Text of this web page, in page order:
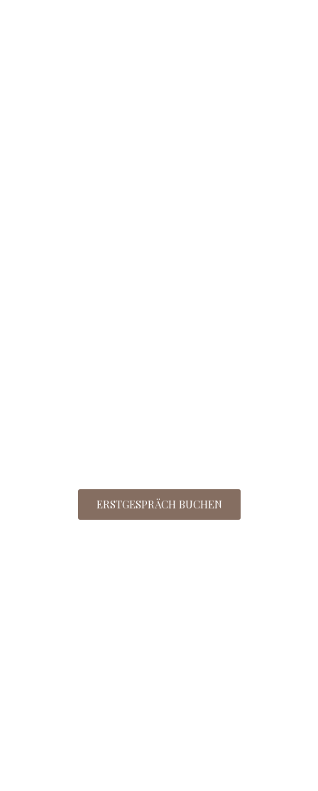
ERSTGESPRÄCH BUCHEN